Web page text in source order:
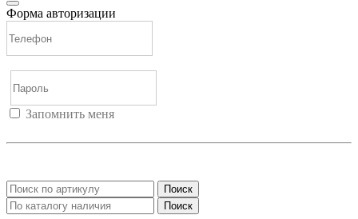
Форма авторизации
Запомнить меня
Поиск
Поиск